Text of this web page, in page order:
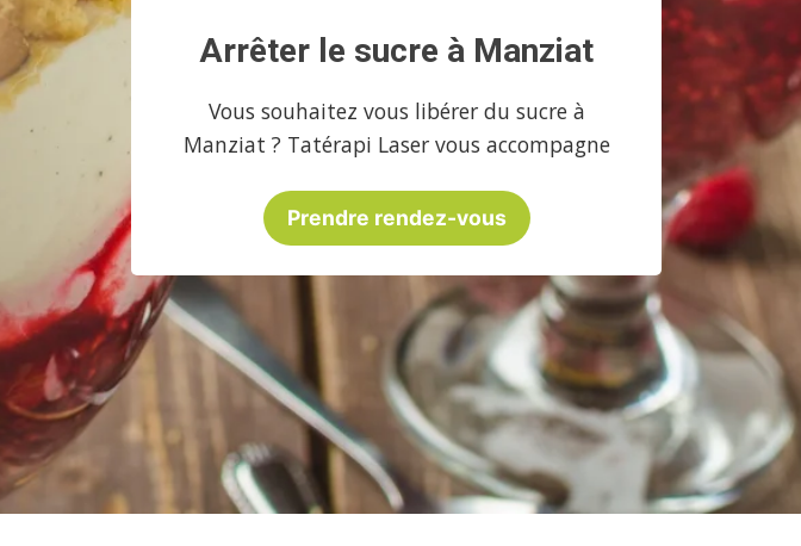
Arrêter le sucre à Manziat
Vous souhaitez vous libérer du sucre à
Manziat ? Tatérapi Laser vous accompagne
Prendre rendez-vous